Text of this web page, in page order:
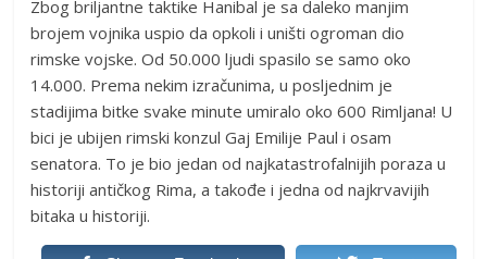
Zbog briljantne taktike Hanibal je sa daleko manjim
brojem vojnika uspio da opkoli i uništi ogroman dio
rimske vojske. Od 50.000 ljudi spasilo se samo oko
14.000. Prema nekim izračunima, u posljednim je
stadijima bitke svake minute umiralo oko 600 Rimljana! U
bici je ubijen rimski konzul Gaj Emilije Paul i osam
senatora. To je bio jedan od najkatastrofalnijih poraza u
historiji antičkog Rima, a takođe i jedna od najkrvavijih
bitaka u historiji.